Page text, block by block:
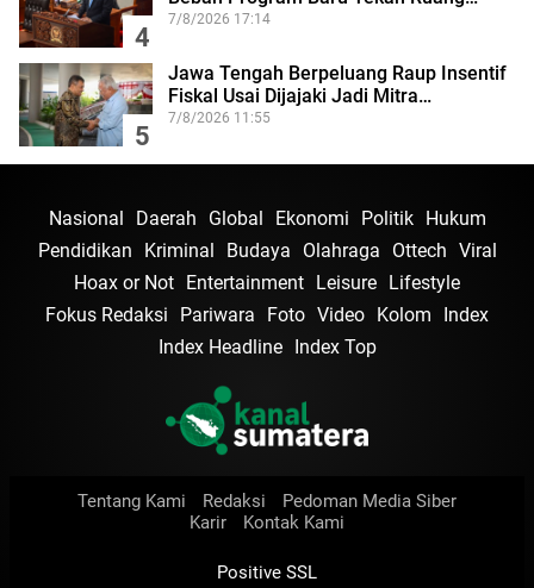
4
7/8/2026 17:14
5
Jawa Tengah Berpeluang Raup Insentif
Fiskal Usai Dijajaki Jadi Mitra…
7/8/2026 11:55
Nasional Daerah Global Ekonomi Politik
Hukum
Pendidikan
Kriminal Budaya Olahraga Ottech Viral
Hoax or Not
Entertainment Leisure
Lifestyle
Fokus Redaksi
Pariwara Foto Video Kolom
Index
Index Headline
Index Top
Tentang Kami Redaksi
Pedoman Media Siber
Karir
Kontak Kami
Positive SSL